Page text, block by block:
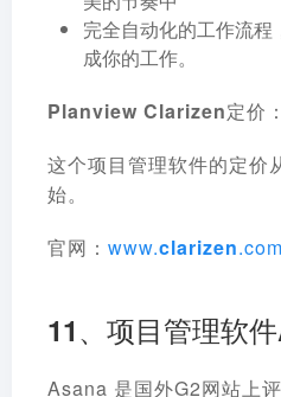
完全自动化的工作流
成你的工作。
Planview Clarizen定价：
这个项目管理软件的定价
始。
官网： www.clarizen
11、项目管理软
Asana 是国外G2网站上